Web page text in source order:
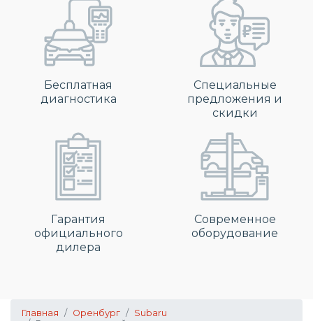
Бесплатная
диагностика
Специальные
предложения и
скидки
Гарантия
официального
дилера
Современное
оборудование
Главная Оренбург
Subaru